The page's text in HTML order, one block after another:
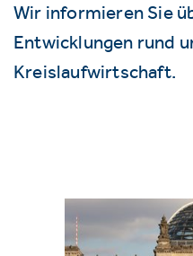
Wir informieren Sie
Entwicklungen rund
Kreislaufwirtschaft.